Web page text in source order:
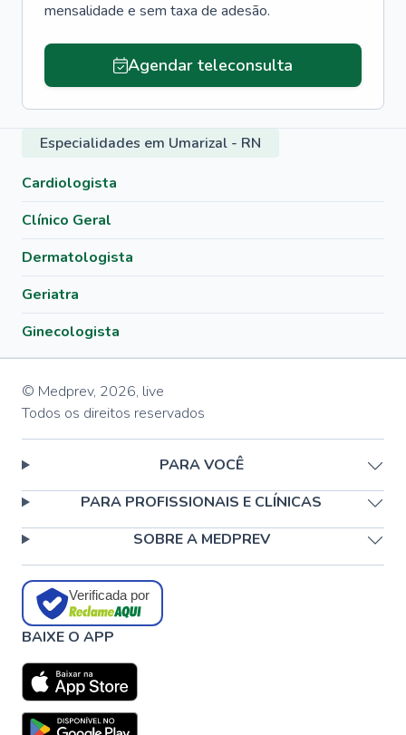
mensalidade e sem taxa de adesão.
Agendar teleconsulta
Especialidades em Umarizal - RN
Cardiologista
Clínico Geral
Dermatologista
Geriatra
Ginecologista
© Medprev, 2026, live
Todos os direitos reservados
PARA VOCÊ
PARA PROFISSIONAIS E CLÍNICAS
SOBRE A MEDPREV
Verificada por
BAIXE O APP